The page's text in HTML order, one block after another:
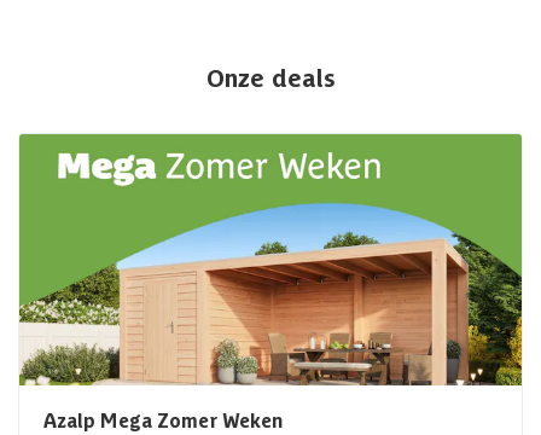
Onze deals
Azalp Mega Zomer Weken